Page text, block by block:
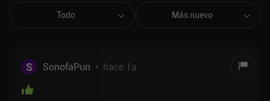
Todo Más nuevo
S SonofaPun • hace 1a